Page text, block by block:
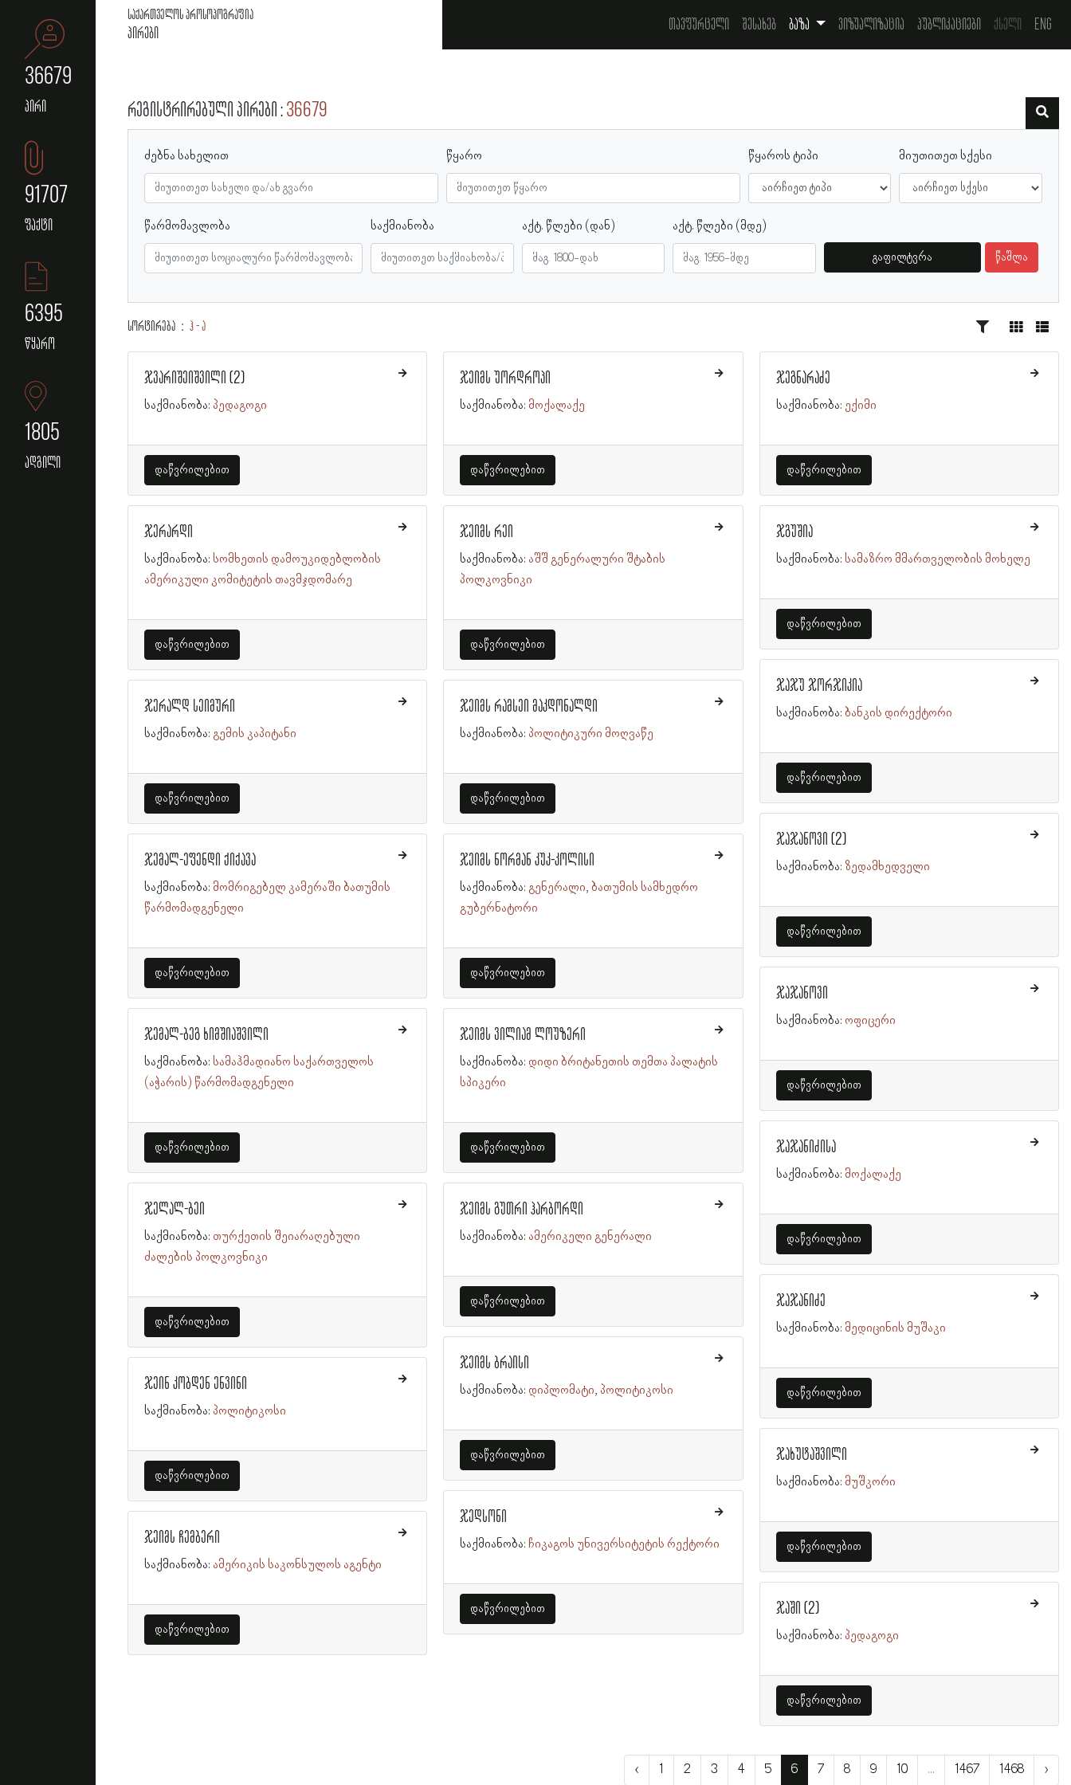
36679
პირი
91707
ფაქტი
6395
წყარო
1805
ადგილი
საქართველოს პროსოპოგრაფია
პირები თავფურცელი შესახებ ბაზა ვიზუალიზაცია პუბლიკაციები ქსელი Eng
რეგისტრირებული პირები 36679
ძებნა სახელით წყარო წყაროს ტიპი მიუთითეთ სქესი
წარმომავლობა საქმიანობა აქტ. წლები (დან) აქტ. წლები (მდე)
გაფილტვრა წაშლა
სორტირება ჰ - ა
ჯვარიშეიშვილი (2)
საქმიანობა: პედაგოგი
დაწვრილებით
ჯერარდი
საქმიანობა: სომხეთის დამოუკიდებლობის
ამერიკული კომიტეტის თავმჯდომარე
დაწვრილებით
ჯერალდ სეიმური
საქმიანობა: გემის კაპიტანი
დაწვრილებით
ჯემალ-ეფენდი ქიქავა
საქმიანობა: მომრიგებელ კამერაში ბათუმის
წარმომადგენელი
დაწვრილებით
ჯემალ-ბეგ ხიმშიაშვილი
საქმიანობა: სამაჰმადიანო საქართველოს
(აჭარის) წარმომადგენელი
დაწვრილებით
ჯელალ-ბეი
საქმიანობა: თურქეთის შეიარაღებული
ძალების პოლკოვნიკი
დაწვრილებით
ჯეინ კობდენ ენვინი
საქმიანობა: პოლიტიკოსი
დაწვრილებით
ჯეიმს ჩემბერი
საქმიანობა: ამერიკის საკონსულოს აგენტი
დაწვრილებით
ჯეიმს უორდროპი
საქმიანობა: მოქალაქე
დაწვრილებით
ჯეიმს რეი
საქმიანობა: აშშ გენერალური შტაბის
პოლკოვნიკი
დაწვრილებით
ჯეიმს რამსეი მაკდონალდი
საქმიანობა: პოლიტიკური მოღვაწე
დაწვრილებით
ჯეიმს ნორმან კუკ-კოლისი
საქმიანობა: გენერალი ბათუმის სამხედრო
გუბერნატორი
დაწვრილებით
ჯეიმს ვილიამ ლოუზერი
საქმიანობა: დიდი ბრიტანეთის თემთა პალატის
სპიკერი
დაწვრილებით
ჯეიმს გუთრი ჰარბორდი
საქმიანობა: ამერიკელი გენერალი
დაწვრილებით
ჯეიმს ბრაისი
საქმიანობა: დიპლომატი პოლიტიკოსი
დაწვრილებით
ჯედსონი
საქმიანობა:ჩიკაგოს უნივერსიტეტის რექტორი
დაწვრილებით
ჯეგნარაძე
საქმიანობა: ექიმი
დაწვრილებით
ჯგუშია
საქმიანობა: სამაზრო მმართველობის მოხელე
დაწვრილებით
ჯაჯუ ჯორჯიკია
საქმიანობა: ბანკის დირექტორი
დაწვრილებით
ჯაჯანოვი (2)
საქმიანობა: ზედამხედველი
დაწვრილებით
ჯაჯანოვი
საქმიანობა: ოფიცერი
დაწვრილებით
ჯაჯანიძისა
საქმიანობა: მოქალაქე
დაწვრილებით
ჯაჯანიძე
საქმიანობა: მედიცინის მუშაკი
დაწვრილებით
ჯახუტაშვილი
საქმიანობა: მუშკორი
დაწვრილებით
ჯაში (2)
საქმიანობა: პედაგოგი
დაწვრილებით
‹ 1 2 3 4 5 6 7 8 9 10 ... 1467 1468 ›